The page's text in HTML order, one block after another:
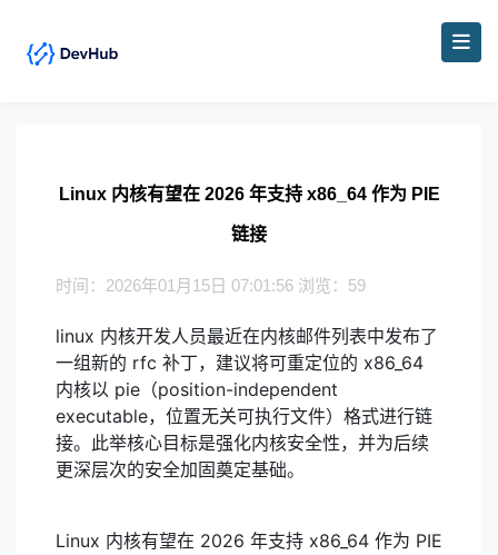
Linux 内核有望在 2026 年支持 x86_64 作为 PIE
链接
时间：2026年01月15日 07:01:56 浏览：59
linux 内核开发人员最近在内核邮件列表中发布了
一组新的 rfc 补丁，建议将可重定位的 x86_64
内核以 pie（position-independent
executable，位置无关可执行文件）格式进行链
接。此举核心目标是强化内核安全性，并为后续
更深层次的安全加固奠定基础。
Linux 内核有望在 2026 年支持 x86_64 作为 PIE